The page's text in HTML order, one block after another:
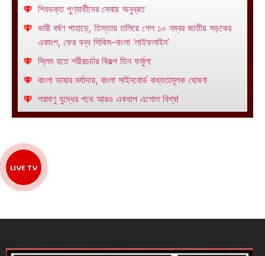
শিবভক্ত পুণ্যার্থীদের সেবায় অনুব্রত
ভারী বর্ষণ পাহাড়ে, তিস্তায় তলিয়ে গেল ১০ নম্বর জাতীয় সড়কের
একাংশ, ফের বন্ধ সিকিম-বাংলা ‘লাইফলাইন’
স্লিম হতে শরীরচর্চার বিকল্প তিন ফর্মুলা
বাংলা ভাষার মর্যাদায়, বাংলা সাইনবোর্ড বাধ্যতামূলক ঘোষণা
পরমাণু যুদ্ধের পথে আরও একধাপ এগোল বিশ্ব!
LIVE TV